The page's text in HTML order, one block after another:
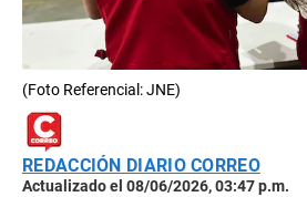
(Foto Referencial: JNE)
REDACCIÓN DIARIO CORREO
Actualizado el 08/06/2026, 03:47 p.m.